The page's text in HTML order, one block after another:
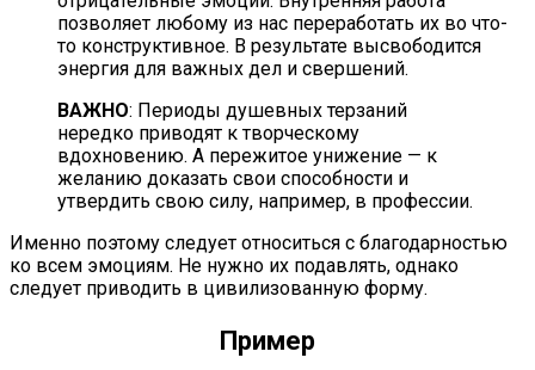
позволяет любому из нас переработать их во что-
то конструктивное. В результате высвободится
энергия для важных дел и свершений.
ВАЖНО: Периоды душевных терзаний
нередко приводят к творческому
вдохновению. А пережитое унижение — к
желанию доказать свои способности и
утвердить свою силу, например, в профессии.
Именно поэтому следует относиться с благодарностью
ко всем эмоциям. Не нужно их подавлять, однако
следует приводить в цивилизованную форму.
Пример